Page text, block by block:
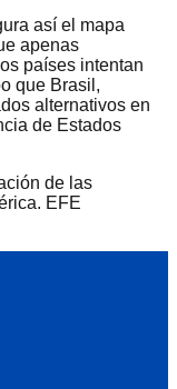
así el mapa
apenas
países intentan
que Brasil,
alternativos en
de Estados
de las
EFE